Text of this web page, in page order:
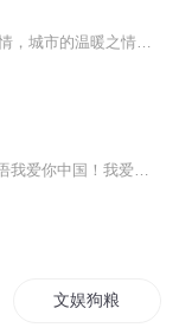
文娱狗粮